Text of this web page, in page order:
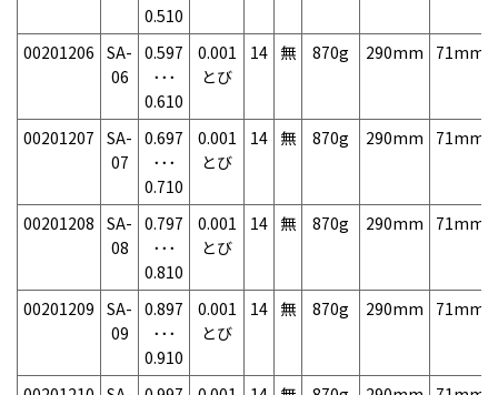
0.510
00201206 SA-
06
0.597
･･･
0.610
0.001
とび
14 無 870g 290mm 71mm
00201207 SA-
07
0.697
･･･
0.710
0.001
とび
14 無 870g 290mm 71mm
00201208 SA-
08
0.797
･･･
0.810
0.001
とび
14 無 870g 290mm 71mm
00201209 SA-
09
0.897
･･･
0.910
0.001
とび
14 無 870g 290mm 71mm